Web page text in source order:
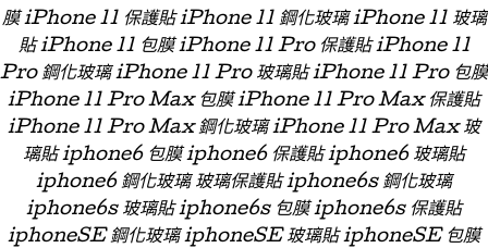
膜 iPhone 11 保護貼 iPhone 11 鋼化玻璃 iPhone 11 玻璃
貼 iPhone 11 包膜 iPhone 11 Pro 保護貼 iPhone 11
Pro 鋼化玻璃 iPhone 11 Pro 玻璃貼 iPhone 11 Pro 包膜
iPhone 11 Pro Max 包膜 iPhone 11 Pro Max 保護貼
iPhone 11 Pro Max 鋼化玻璃 iPhone 11 Pro Max 玻
璃貼 iphone6 包膜 iphone6 保護貼 iphone6 玻璃貼
iphone6 鋼化玻璃 玻璃保護貼 iphone6s 鋼化玻璃
iphone6s 玻璃貼 iphone6s 包膜 iphone6s 保護貼
iphoneSE 鋼化玻璃 iphoneSE 玻璃貼 iphoneSE 包膜